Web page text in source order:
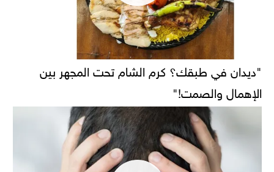
"ديدان في طبقك؟ كرم الشام تحت المجهر بين
الإهمال والصمت!"